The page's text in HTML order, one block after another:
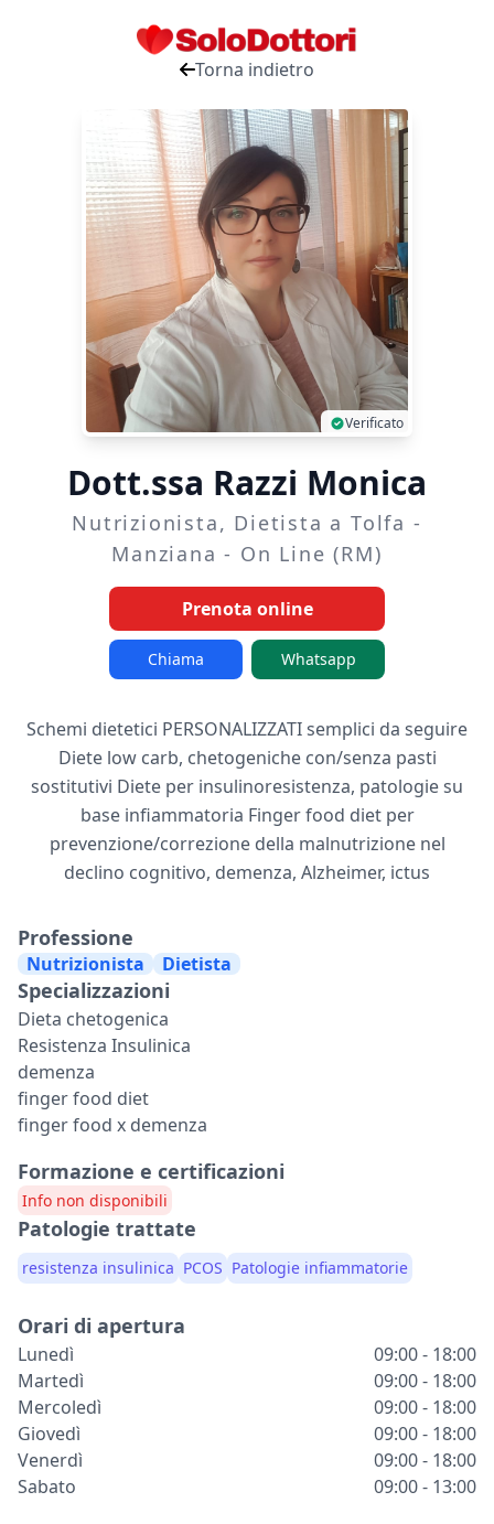
Torna indietro
Verificato
Dott.ssa Razzi Monica
Nutrizionista, Dietista a Tolfa -
Manziana - On Line (RM)
Prenota online
Chiama Whatsapp
Schemi dietetici PERSONALIZZATI semplici da seguire
Diete low carb, chetogeniche con/senza pasti
sostitutivi Diete per insulinoresistenza, patologie su
base infiammatoria Finger food diet per
prevenzione/correzione della malnutrizione nel
declino cognitivo, demenza, Alzheimer, ictus
Professione
Nutrizionista Dietista
Specializzazioni
Dieta chetogenica
Resistenza Insulinica
demenza
finger food diet
finger food x demenza
Formazione e certificazioni
Info non disponibili
Patologie trattate
resistenza insulinica PCOS Patologie infiammatorie
Orari di apertura
Lunedì
09:00 - 18:00
Martedì
09:00 - 18:00
Mercoledì
09:00 - 18:00
Giovedì
09:00 - 18:00
Venerdì
09:00 - 18:00
Sabato
09:00 - 13:00